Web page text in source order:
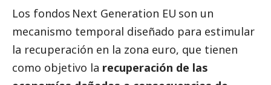
Los fondos Next Generation EU son un
mecanismo temporal diseñado para estimular
la recuperación en la zona euro, que tienen
como objetivo la recuperación de las